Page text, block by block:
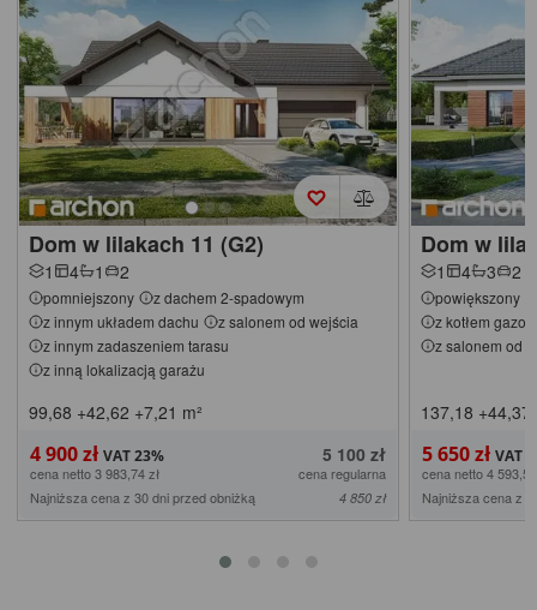
Dom w lilakach 11 (G2)
1 4 1 2
pomniejszony
z dachem 2-spadowym
z innym układem dachu
z salonem od wejścia
z innym zadaszeniem tarasu
z inną lokalizacją garażu
99,68 +42,62 +7,21 m²
4 900 zł 5 100 zł
cena netto 3 983,74 zł
cena regularna
Najniższa cena z 30 dni przed obniżką
4 850 zł
Dom w
1 4 3 2
powiększony
z kotłem
z salonem od
137,18 +44,37
5 650 zł
cena netto 4
Najniższa cena z